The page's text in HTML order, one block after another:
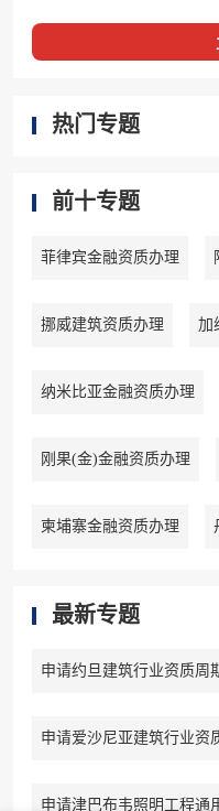
热门专题
前十专题
菲律宾金融资质办理
挪威建筑资质办理 加
纳米比亚金融资质办理
刚果(金)金融资质办理
柬埔寨金融资质办理
最新专题
申请约旦建筑行业资质周
申请爱沙尼亚建筑行业资
申请津巴布韦照明工程通